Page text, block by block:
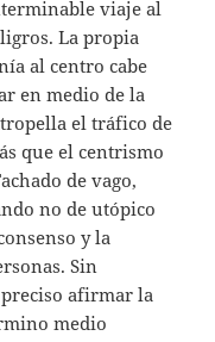
viaje al
La propia
al centro cabe
en medio de la
el tráfico de
que el centrismo
de vago,
no de utópico
y la
Sin
afirmar la
medio